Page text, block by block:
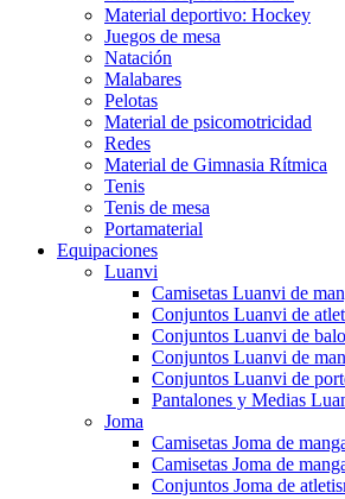
Material deportivo: Hockey
Juegos de mesa
Natación
Malabares
Pelotas
Material de psicomotricidad
Redes
Material de Gimnasia Rítmica
Tenis
Tenis de mesa
Portamaterial
Equipaciones
Luanvi
Camisetas Luanvi de
Conjuntos Luanvi de
Conjuntos Luanvi de
Conjuntos Luanvi de
Conjuntos Luanvi de
Pantalones y Medias
Joma
Camisetas Joma de
Camisetas Joma de
Conjuntos Joma de